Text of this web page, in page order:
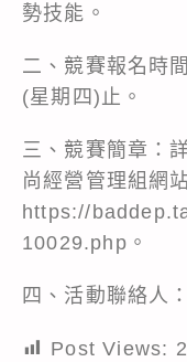
勢技能。
二、競賽報名時
(星期四)止。
三、競賽簡章：
尚經營管理組網
https://
10029.php 。
四、活動聯絡人
Post Views: